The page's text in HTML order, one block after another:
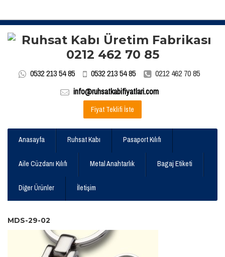
0532 213 54 85 0532 213 54 85
0212 462 70 85
info@ruhsatkabifiyatlari.com
Fiyat Teklifi İste
Anasayfa Ruhsat Kabı Pasaport Kılıfı
Aile Cüzdanı Kılıfı Metal Anahtarlık Bagaj Etiketi
Diğer Ürünler İletişim
MDS-29-02